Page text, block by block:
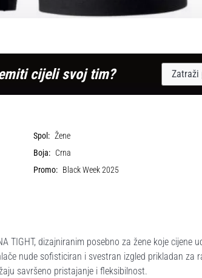
cijeli svoj tim? Zatraži
Spol: Žene
Boja: Crna
Promo: Black Week 2025
TIGHT, dizajniranim posebno za žene koje cijene
nude sofisticiran i svestran izgled prikladan za
savršeno pristajanje i fleksibilnost.